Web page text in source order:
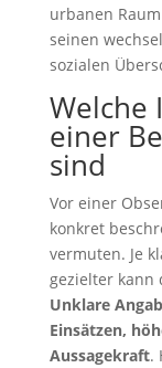
urbanen
seinen
sozialen
Welche
einer
sind
Vor einer
konkret
vermuten. Je
gezielter kann
Unklare
Einsätzen,
Aussagekraft.